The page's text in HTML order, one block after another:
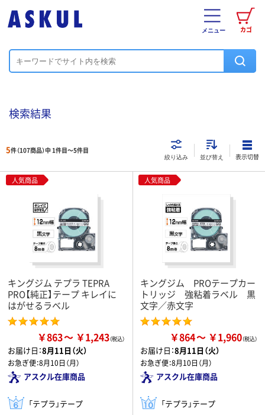
カゴ
メニュー
検索結果
5件（107商品）中 1件目～5件目
絞り込み 並び替え 表示切替
人気商品
キングジム テプラ TEPRA
PRO【純正】テープ キレイに
はがせるラベル
￥863 ￥1,243
お届け日：8月11日（火）
お急ぎ便：8月10日（月）
アスクル在庫商品
「テプラ」テープ
人気商品
キングジム PROテープカー
トリッジ 強粘着ラベル 黒
文字／赤文字
￥864 ￥1,960
お届け日：8月11日（火）
お急ぎ便：8月10日（月）
アスクル在庫商品
「テプラ」テープ